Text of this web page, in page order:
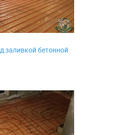
заливкой бетонной